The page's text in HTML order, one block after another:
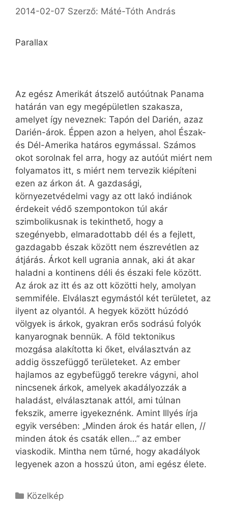
2014-02-07 Szerző: Máté-Tóth András
Parallax
Az egész Amerikát átszelő autóútnak Panama
határán van egy megépületlen szakasza,
amelyet így neveznek: Tapón del Darién, azaz
Darién-árok. Éppen azon a helyen, ahol Észak-
és Dél-Amerika határos egymással. Számos
okot sorolnak fel arra, hogy az autóút miért nem
folyamatos itt, s miért nem tervezik kiépíteni
ezen az árkon át. A gazdasági,
környezetvédelmi vagy az ott lakó indiánok
érdekeit védő szempontokon túl akár
szimbolikusnak is tekinthető, hogy a
szegényebb, elmaradottabb dél és a fejlett,
gazdagabb észak között nem észrevétlen az
átjárás. Árkot kell ugrania annak, aki át akar
haladni a kontinens déli és északi fele között.
Az árok az itt és az ott közötti hely, amolyan
semmiféle. Elválaszt egymástól két területet, az
ilyent az olyantól. A hegyek között húzódó
völgyek is árkok, gyakran erős sodrású folyók
kanyarognak bennük. A föld tektonikus
mozgása alakította ki őket, elválasztván az
addig összefüggő területeket. Az ember
hajlamos az egybefüggő terekre vágyni, ahol
nincsenek árkok, amelyek akadályozzák a
haladást, elválasztanak attól, ami túlnan
fekszik, amerre igyekeznénk. Amint Illyés írja
egyik versében: „Minden árok és határ ellen, //
minden átok és csaták ellen…” az ember
viaskodik. Mintha nem tűrné, hogy akadályok
legyenek azon a hosszú úton, ami egész élete.
Kategória
Közelkép